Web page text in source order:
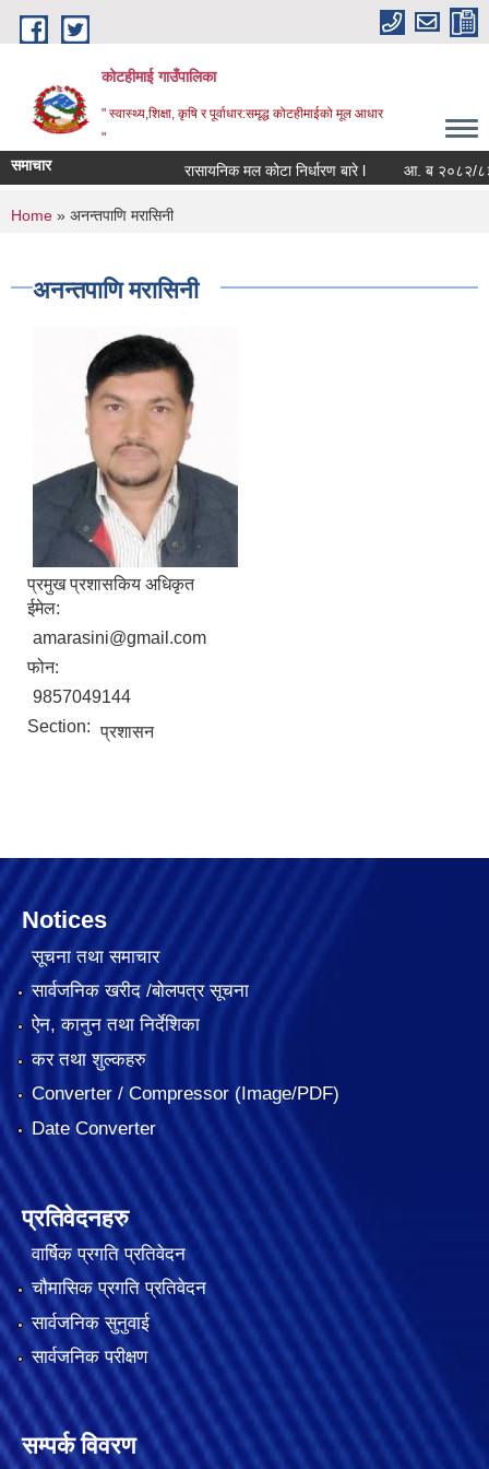
Skip to main content
कोटहीमाई गाउँपालिका
" स्वास्थ्य,शिक्षा, कृषि र पूर्वाधार:समृद्ध कोटहीमाईको मूल आधार
"
समाचार रासायनिक मल कोटा निर्धारण बारे l आ. ब २०८२/८३
You are here
Home » अनन्तपाणि मरासिनी
अनन्तपाणि मरासिनी
प्रमुख प्रशासकिय अधिकृत
ईमेल:
amarasini@gmail.com
फोन:
9857049144
Section: प्रशासन
Notices
सूचना तथा समाचार
सार्वजनिक खरीद /बोलपत्र सूचना
ऐन, कानुन तथा निर्देशिका
कर तथा शुल्कहरु
Converter / Compressor (Image/PDF)
Date Converter
प्रतिवेदनहरु
वार्षिक प्रगति प्रतिवेदन
चौमासिक प्रगति प्रतिवेदन
सार्वजनिक सुनुवाई
सार्वजनिक परीक्षण
सम्पर्क विवरण